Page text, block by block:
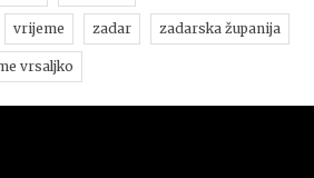
vrijeme zadar zadarska županija
vrsaljko